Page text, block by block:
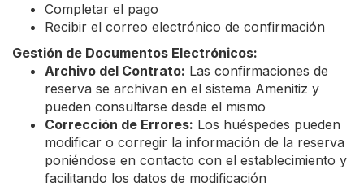
Completar el pago
Recibir el correo electrónico de confirmación
Gestión de Documentos Electrónicos:
Archivo del Contrato: Las confirmaciones de
reserva se archivan en el sistema Amenitiz y
pueden consultarse desde el mismo
Corrección de Errores: Los huéspedes pueden
modificar o corregir la información de la reserva
poniéndose en contacto con el establecimiento y
facilitando los datos de modificación